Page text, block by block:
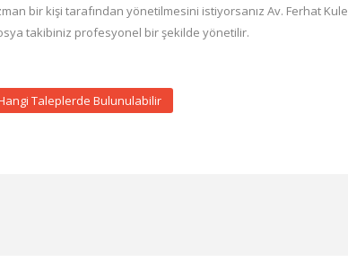
bir kişi tarafından yönetilmesini istiyorsanız Av. Ferhat Kule
takibiniz profesyonel bir şekilde yönetilir.
Taleplerde Bulunulabilir